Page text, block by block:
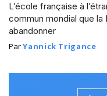
L’école française à
commun mondial que la
abandonner
ParYannick Trigance